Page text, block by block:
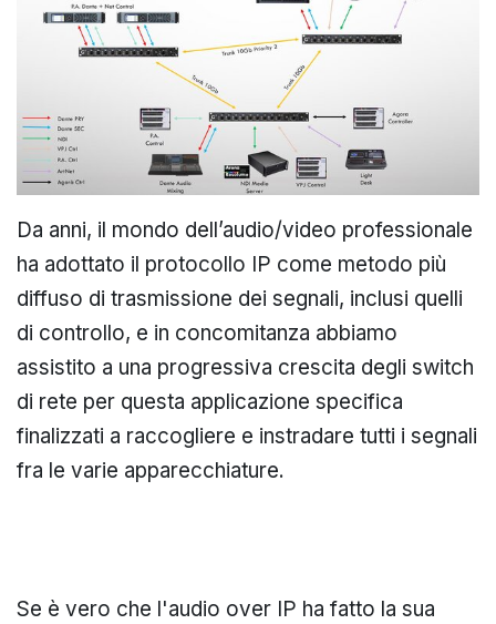
Da anni, il mondo dell’audio/video professionale
ha adottato il protocollo IP come metodo più
diffuso di trasmissione dei segnali, inclusi quelli
di controllo, e in concomitanza abbiamo
assistito a una progressiva crescita degli switch
di rete per questa applicazione specifica
finalizzati a raccogliere e instradare tutti i segnali
fra le varie apparecchiature.
Se è vero che l'audio over IP ha fatto la sua